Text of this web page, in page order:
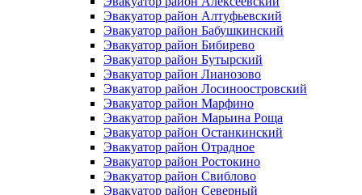
Эвакуатор район Алтуфьевский
Эвакуатор район Бабушкинский
Эвакуатор район Бибирево
Эвакуатор район Бутырский
Эвакуатор район Лианозово
Эвакуатор район Лосиноостровский
Эвакуатор район Марфино
Эвакуатор район Марьина Роща
Эвакуатор район Останкинский
Эвакуатор район Отрадное
Эвакуатор район Ростокино
Эвакуатор район Свиблово
Эвакуатор район Северный